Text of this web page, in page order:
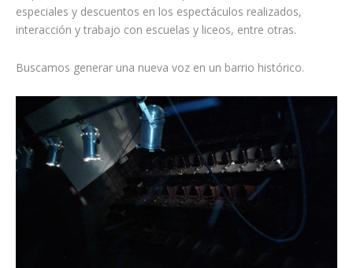
especiales y descuentos en los espectáculos realizados,
interacción y trabajo con escuelas y liceos, entre otras.
Buscamos generar una nueva voz en un barrio histórico.